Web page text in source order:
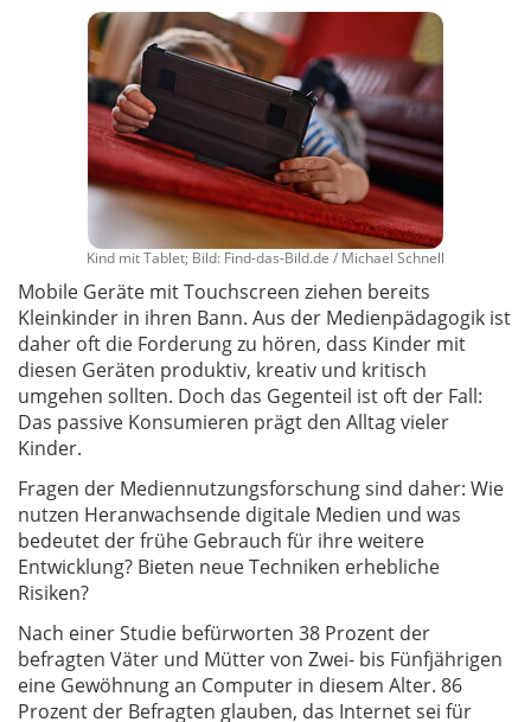
Kind mit Tablet; Bild: Find-das-Bild.de / Michael Schnell
Mobile Geräte mit Touchscreen ziehen bereits
Kleinkinder in ihren Bann. Aus der Medienpädagogik ist
daher oft die Forderung zu hören, dass Kinder mit
diesen Geräten produktiv, kreativ und kritisch
umgehen sollten. Doch das Gegenteil ist oft der Fall:
Das passive Konsumieren prägt den Alltag vieler
Kinder.
Fragen der Mediennutzungsforschung sind daher: Wie
nutzen Heranwachsende digitale Medien und was
bedeutet der frühe Gebrauch für ihre weitere
Entwicklung? Bieten neue Techniken erhebliche
Risiken?
Nach einer Studie befürworten 38 Prozent der
befragten Väter und Mütter von Zwei- bis Fünfjährigen
eine Gewöhnung an Computer in diesem Alter. 86
Prozent der Befragten glauben, das Internet sei für